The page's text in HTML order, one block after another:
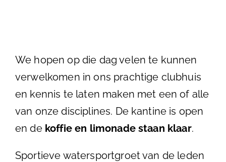
We hopen op die dag velen te kunnen
verwelkomen in ons prachtige clubhuis
en kennis te laten maken met een of alle
van onze disciplines. De kantine is open
en de koffie en limonade staan klaar.
Sportieve watersportgroet van de leden